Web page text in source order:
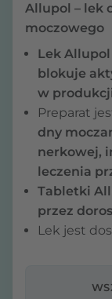
Allupol – lek
moczowego
Lek
blokuje
w
Preparat
dny
nerkowej,
leczenia
Tabletki
przez
Lek jest